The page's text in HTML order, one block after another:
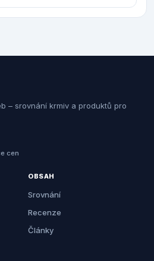
– srovnání krmiv a produktů pro
cen
OBSAH
Srovnání
Recenze
Články